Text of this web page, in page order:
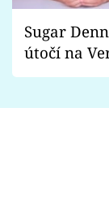
Sugar
útočí na
Proč je